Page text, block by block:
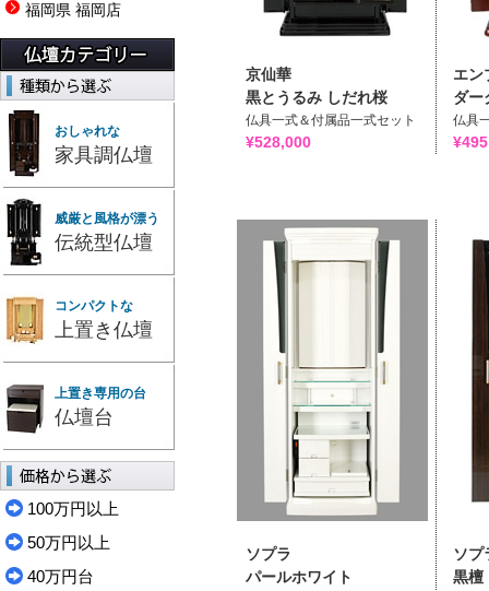
福岡県 福岡店
おしゃれな
家具調仏壇
威厳と風格が漂う
伝統型仏壇
コンパクトな
上置き仏壇
上置き専用の台
仏壇台
100万円以上
50万円以上
40万円台
京仙華
黒とうるみ しだれ桜
仏具一式＆付属品一式セット
¥528,000
エン
ダー
仏具
ソプラ
パールホワイト
ソプ
黒檀